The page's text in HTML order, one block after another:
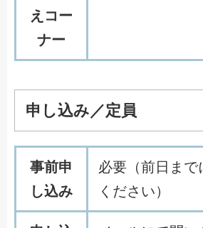
えコー
ナー
申し込み／定員
事前申
し込み
必要（前日まで
ください）